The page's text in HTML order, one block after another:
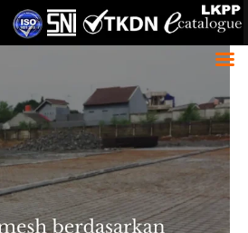
LinkedIn
Twitter
Instagram
https://